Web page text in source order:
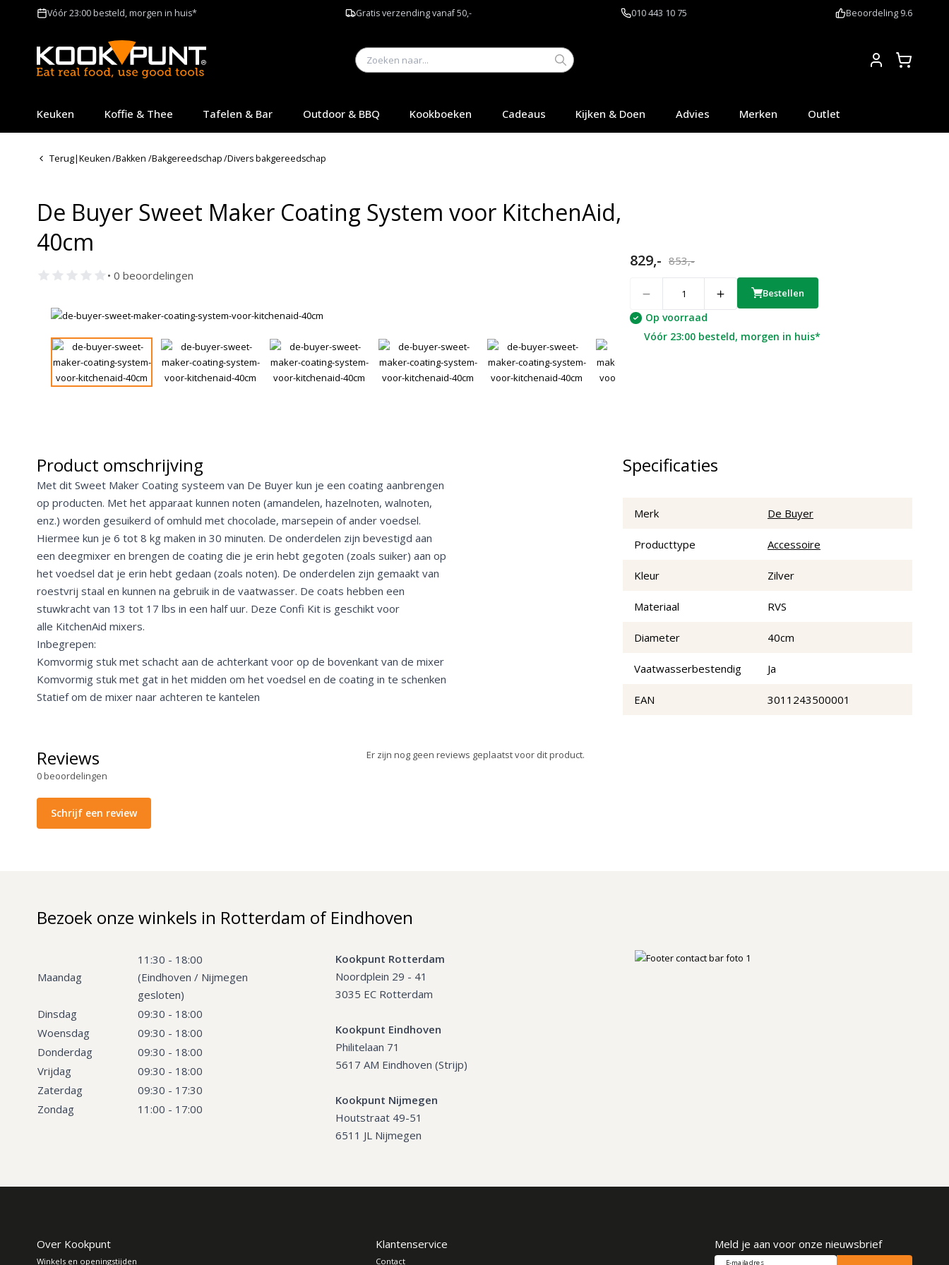
Vóór 23:00 besteld, morgen in huis* Gratis verzending vanaf 50,- 010 443 10 75 Beoordeling 9.6
Keuken Koffie & Thee Tafelen & Bar Outdoor & BBQ Kookboeken Cadeaus Kijken & Doen Advies Merken Outlet
Terug|Keuken/Bakken /Bakgereedschap/Divers bakgereedschap
De Buyer Sweet Maker Coating System voor KitchenAid,
40cm
• 0 beoordelingen
829,- 853,-
Bestellen
Op voorraad
Vóór 23:00 besteld, morgen in huis*
Product omschrijving
Met dit Sweet Maker Coating systeem van De Buyer kun je een coating aanbrengen
op producten. Met het apparaat kunnen noten (amandelen, hazelnoten, walnoten,
enz.) worden gesuikerd of omhuld met chocolade, marsepein of ander voedsel.
Hiermee kun je 6 tot 8 kg maken in 30 minuten. De onderdelen zijn bevestigd aan
een deegmixer en brengen de coating die je erin hebt gegoten (zoals suiker) aan op
het voedsel dat je erin hebt gedaan (zoals noten). De onderdelen zijn gemaakt van
roestvrij staal en kunnen na gebruik in de vaatwasser. De coats hebben een
stuwkracht van 13 tot 17 lbs in een half uur. Deze Confi Kit is geschikt voor
alle KitchenAid mixers.
Inbegrepen:
Komvormig stuk met schacht aan de achterkant voor op de bovenkant van de mixer
Komvormig stuk met gat in het midden om het voedsel en de coating in te schenken
Statief om de mixer naar achteren te kantelen
Specificaties
Merk De Buyer
Producttype Accessoire
Kleur Zilver
Materiaal RVS
Diameter 40cm
Vaatwasserbestendig Ja
EAN 3011243500001
Reviews
0beoordelingen
Schrijf een review
Er zijn nog geen reviews geplaatst voor dit product.
Bezoek onze winkels in Rotterdam of Eindhoven
Maandag
11:30 - 18:00
(Eindhoven / Nijmegen
gesloten)
Dinsdag
09:30 - 18:00
Woensdag
09:30 - 18:00
Donderdag
09:30 - 18:00
Vrijdag
09:30 - 18:00
Zaterdag
09:30 - 17:30
Zondag
11:00 - 17:00
Kookpunt Rotterdam
Noordplein 29 - 41
3035 EC Rotterdam
Kookpunt Eindhoven
Philitelaan 71
5617 AM Eindhoven (Strijp)
Kookpunt Nijmegen
Houtstraat 49-51
6511 JL Nijmegen
Over Kookpunt
Winkels en openingstijden
Klantenservice
Contact
Meld je aan voor onze nieuwsbrief
E-mailadres